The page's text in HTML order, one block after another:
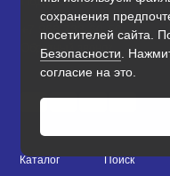
Каталог Поиск
сохранения
посетителей сайта.
Безопасности .
согласие на это.
+7 968 733-60-50
Обратный звонок